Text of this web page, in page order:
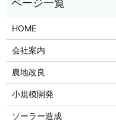
HOME
会社案内
農地改良
小規模開発
ソーラー造成